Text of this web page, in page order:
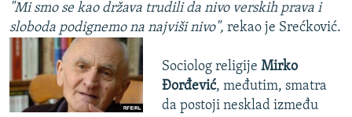
"Mi smo se kao država trudili da nivo verskih prava i
sloboda podignemo na najviši nivo", rekao je Srećković.
Sociolog religije Mirko
Đorđević, međutim, smatra
da postoji nesklad između